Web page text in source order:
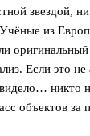
звездой,
из
Если это
никто
объектов за